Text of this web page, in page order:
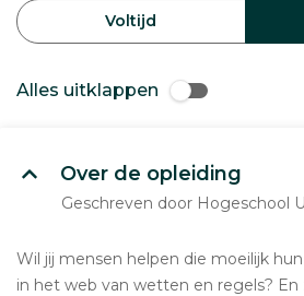
Voltijd
Alles uitklappen
Over de opleiding
Geschreven door Hogeschool
Wil jij mensen helpen die moeilijk
in het web van wetten en regels?